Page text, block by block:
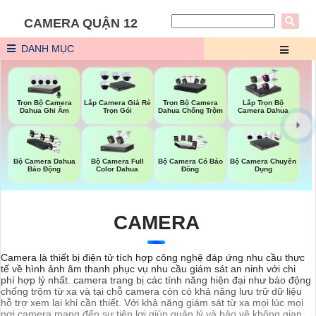
CAMERA QUẬN 12
DANH MỤC
Trọn Bộ Camera
Dahua Ghi Âm
Lắp Camera Giá Rẻ
Trọn Gói
Trọn Bộ Camera
Dahua Chống Trộm
Lắp Trọn Bộ
Camera Dahua
Bộ Camera Dahua
Báo Động
Bộ Camera Full
Color Dahua
Bộ Camera Có Báo
Đông
Bộ Camera Chuyên
Dụng
CAMERA
Camera là thiết bị điện tử tích hợp công nghệ đáp ứng nhu cầu thực
tế về hình ảnh âm thanh phục vụ nhu cầu giám sát an ninh với chi
phí hợp lý nhất. camera trang bị các tính năng hiện đại như báo động
chống trộm từ xa và tại chỗ camera còn có khả năng lưu trữ dữ liệu
hỗ trợ xem lại khi cần thiết. Với khả năng giám sát từ xa mọi lúc mọi